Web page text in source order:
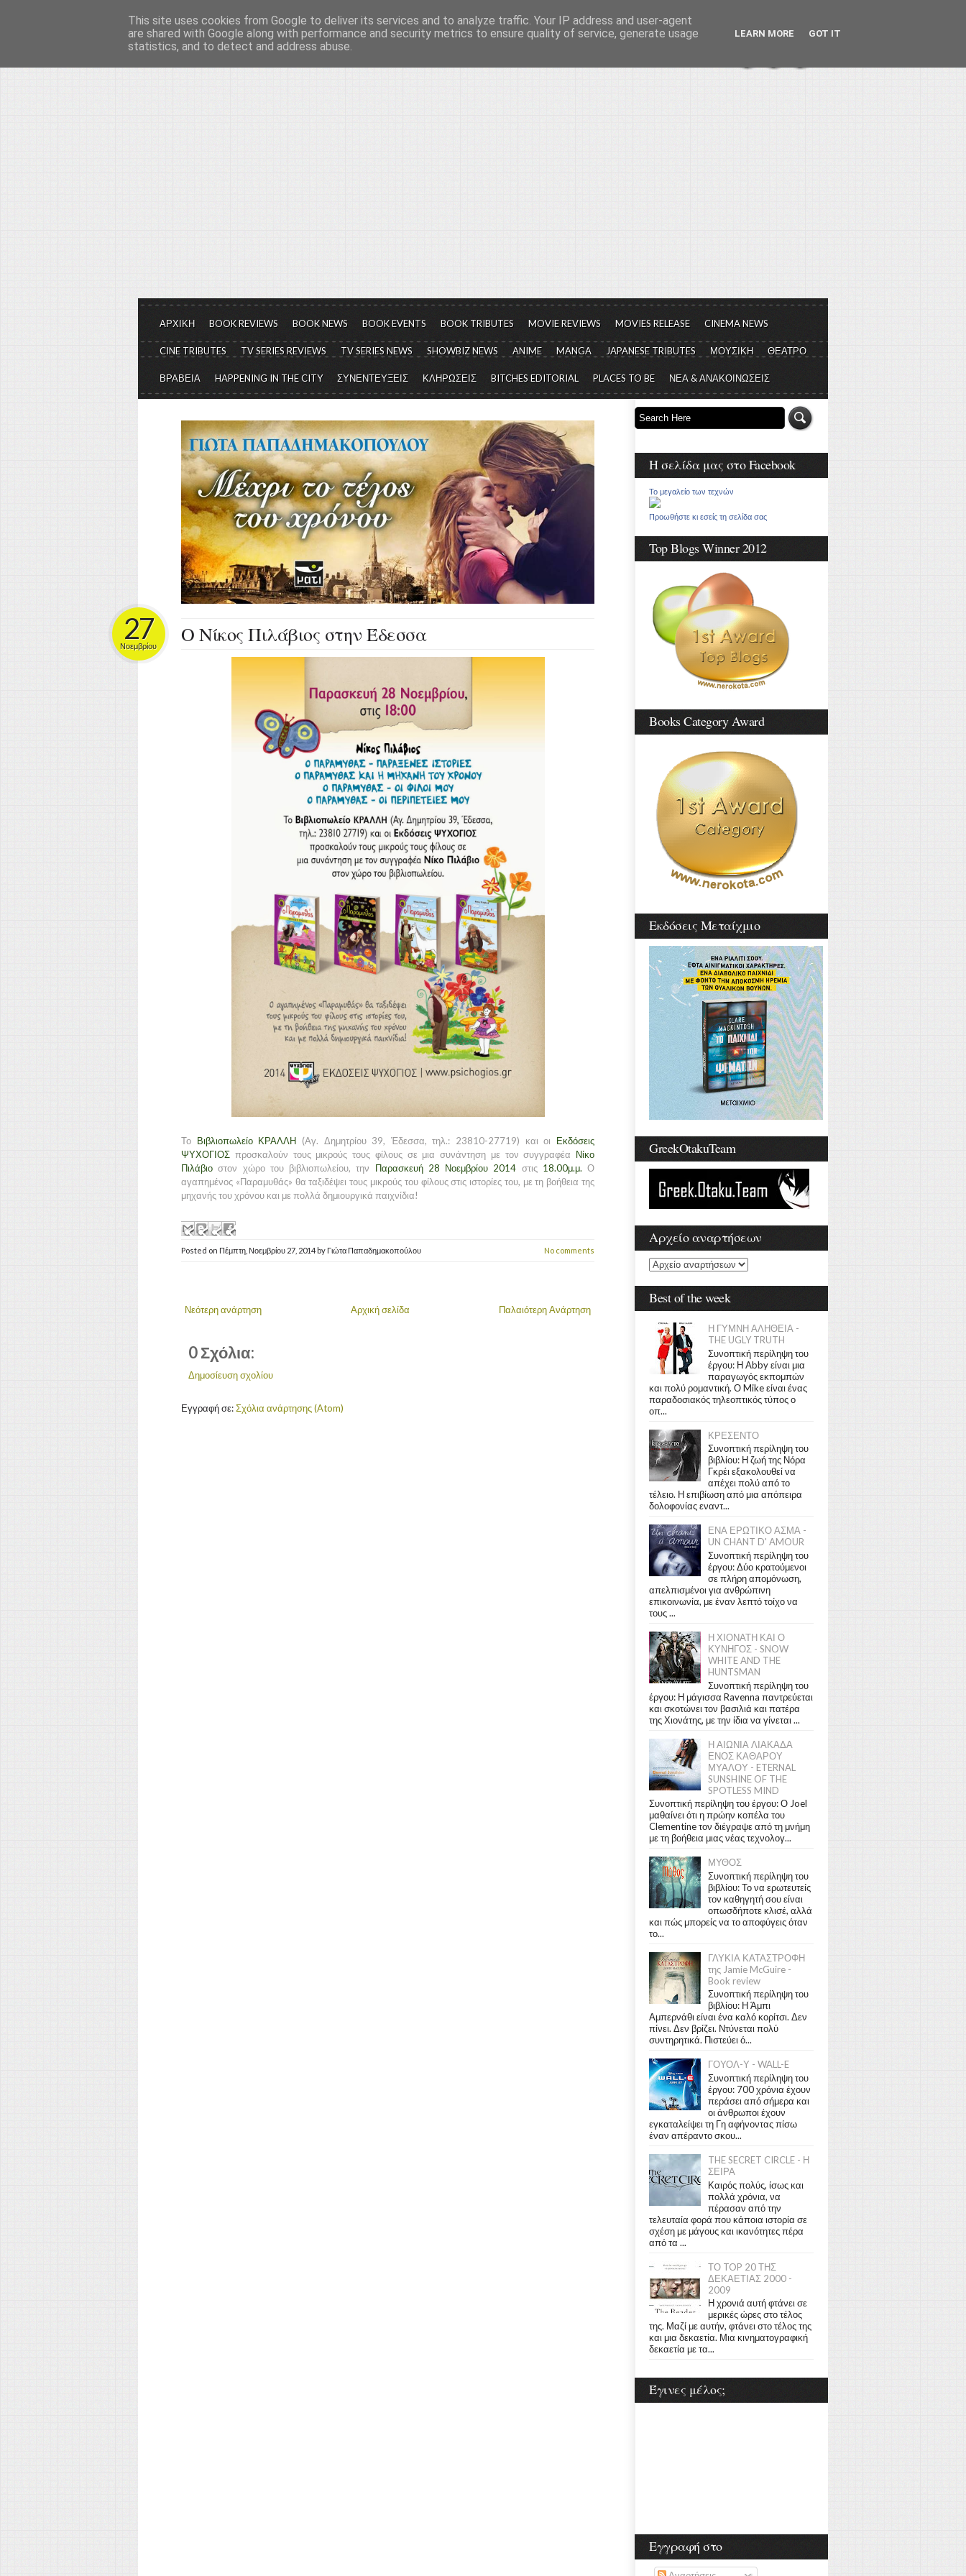
Το μεγαλείο των Τεχνών...
Είμαστε πάντα εδώ για να μιλάμε για τον πολιτισμό, σε κάθε του μορφή και έκταση...
ΑΡΧΙΚΗ BOOK REVIEWS BOOK NEWS BOOK EVENTS BOOK TRIBUTES MOVIE REVIEWS MOVIES RELEASE CINEMA NEWS
CINE TRIBUTES TV SERIES REVIEWS TV SERIES NEWS SHOWBIZ NEWS ANIME MANGA JAPANESE TRIBUTES ΜΟΥΣΙΚΗ ΘΕΑΤΡΟ
ΒΡΑΒΕΙΑ HAPPENING IN THE CITY ΣΥΝΕΝΤΕΥΞΕΙΣ ΚΛΗΡΩΣΕΙΣ BITCHES EDITORIAL PLACES TO BE ΝΕΑ & ΑΝΑΚΟΙΝΩΣΕΙΣ
Ο Νίκος Πιλάβιος στην Έδεσσα
27
Νοεμβρίου
Το Βιβλιοπωλείο ΚΡΑΛΛΗ (Αγ. Δημητρίου 39, Έδεσσα, τηλ.: 23810-27719) και οι Εκδόσεις
ΨΥΧΟΓΙΟΣ προσκαλούν τους μικρούς τους φίλους σε μια συνάντηση με τον συγγραφέα Νίκο
Πιλάβιοστον χώρο του βιβλιοπωλείου, την Παρασκευή 28 Νοεμβρίου 2014 στις 18.00μ.μ. Ο
αγαπημένος «Παραμυθάς» θα ταξιδέψει τους μικρούς του φίλους στις ιστορίες του, με τη βοήθεια της
μηχανής του χρόνου και με πολλά δημιουργικά παιχνίδια!
Posted on Πέμπτη, Νοεμβρίου 27, 2014 by Γιώτα Παπαδημακοπούλου No comments
Νεότερη ανάρτηση Παλαιότερη Ανάρτηση
Αρχική σελίδα
0 Σχόλια:
Δημοσίευση σχολίου
Εγγραφή σε:Σχόλια ανάρτησης (Atom)
Η σελίδα μας στο Facebook
Το μεγαλείο των τεχνών
Προωθήστε κι εσείς τη σελίδα σας
Top Blogs Winner 2012
Books Category Award
Εκδόσεις Μεταίχμιο
GreekOtakuTeam
Αρχείο αναρτήσεων
Best of the week
Η ΓΥΜΝΗ ΑΛΗΘΕΙΑ -
THE UGLY TRUTH
Συνοπτική περίληψη του
έργου: Η Abby είναι μια
παραγωγός εκπομπών
και πολύ ρομαντική. Ο Mike είναι ένας
παραδοσιακός τηλεοπτικός τύπος ο
οπ...
ΚΡΕΣΕΝΤΟ
Συνοπτική περίληψη του
βιβλίου: Η ζωή της Νόρα
Γκρέι εξακολουθεί να
απέχει πολύ από το
τέλειο. Η επιβίωση από μια απόπειρα
δολοφονίας εναντ...
ΕΝΑ ΕΡΩΤΙΚΟ ΑΣΜΑ -
UN CHANT D' AMOUR
Συνοπτική περίληψη του
έργου: Δύο κρατούμενοι
σε πλήρη απομόνωση,
απελπισμένοι για ανθρώπινη
επικοινωνία, με έναν λεπτό τοίχο να
τους ...
Η ΧΙΟΝΑΤΗ ΚΑΙ Ο
ΚΥΝΗΓΟΣ - SNOW
WHITE AND THE
HUNTSMAN
Συνοπτική περίληψη του
έργου: Η μάγισσα Ravenna παντρεύεται
και σκοτώνει τον βασιλιά και πατέρα
της Χιονάτης, με την ίδια να γίνεται ...
Η ΑΙΩΝΙΑ ΛΙΑΚΑΔΑ
ΕΝΟΣ ΚΑΘΑΡΟΥ
ΜΥΑΛΟΥ - ETERNAL
SUNSHINE OF THE
SPOTLESS MIND
Συνοπτική περίληψη του έργου: Ο Joel
μαθαίνει ότι η πρώην κοπέλα του
Clementine τον διέγραψε από τη μνήμη
με τη βοήθεια μιας νέας τεχνολογ...
ΜΥΘΟΣ
Συνοπτική περίληψη του
βιβλίου: Το να ερωτευτείς
τον καθηγητή σου είναι
οπωσδήποτε κλισέ, αλλά
και πώς μπορείς να το αποφύγεις όταν
το...
ΓΛΥΚΙΑ ΚΑΤΑΣΤΡΟΦΗ
της Jamie McGuire -
Book review
Συνοπτική περίληψη του
βιβλίου: Η Άμπι
Αμπερνάθι είναι ένα καλό κορίτσι. Δεν
πίνει. Δεν βρίζει. Ντύνεται πολύ
συντηρητικά. Πιστεύει ό...
ΓΟΥΟΛ-Υ - WALL-E
Συνοπτική περίληψη του
έργου: 700 χρόνια έχουν
περάσει από σήμερα και
οι άνθρωποι έχουν
εγκαταλείψει τη Γη αφήνοντας πίσω
έναν απέραντο σκου...
THE SECRET CIRCLE - Η
ΣΕΙΡΑ
Καιρός πολύς, ίσως και
πολλά χρόνια, να
πέρασαν από την
τελευταία φορά που κάποια ιστορία σε
σχέση με μάγους και ικανότητες πέρα
από τα ...
ΤΟ TOP 20 ΤΗΣ
ΔΕΚΑΕΤΙΑΣ 2000 -
2009
Η χρονιά αυτή φτάνει σε
μερικές ώρες στο τέλος
της. Μαζί με αυτήν, φτάνει στο τέλος της
και μια δεκαετία. Μια κινηματογραφική
δεκαετία με τα...
Έγινες μέλος;
Εγγραφή στο
This site uses cookies from Google to deliver its services and to analyze traffic. Your IP address and user-agent
are shared with Google along with performance and security metrics to ensure quality of service, generate usage
statistics, and to detect and address abuse.
LEARN MORE GOT IT